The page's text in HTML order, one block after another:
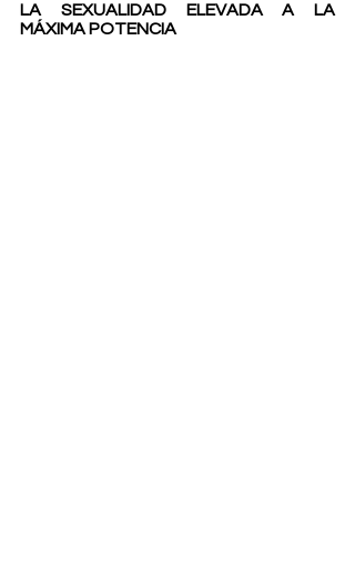
LA SEXUALIDAD ELEVADA A LA
MÁXIMA POTENCIA